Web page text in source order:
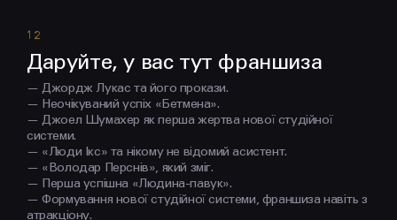
Даруйте, у вас тут франшиза
— Джордж Лукас та його прокази.
— Неочікуваний успіх «Бетмена».
— Джоел Шумахер як перша жертва нової студійної
системи.
— «Люди Ікс» та нікому не відомий асистент.
— «Володар Перснів», який зміг.
— Перша успішна «Людина-павук».
— Формування нової студійної системи, франшиза навіть з
атракціону.